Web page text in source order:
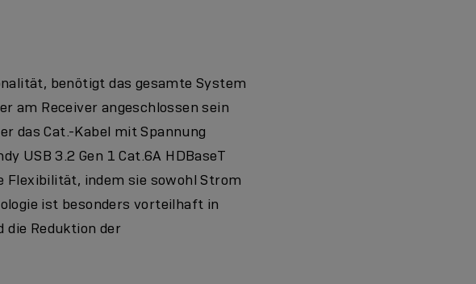
benötigt das gesamte System
am Receiver angeschlossen sein
das Cat.-Kabel mit Spannung
USB 3.2 Gen 1 Cat.6A HDBaseT
indem sie sowohl Strom
ist besonders vorteilhaft in
die Reduktion der